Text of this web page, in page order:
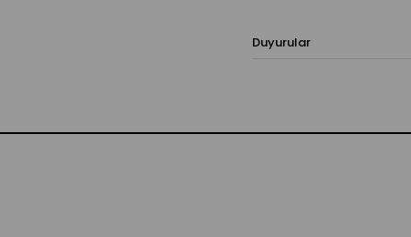
Duyurular